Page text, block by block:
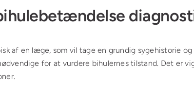
af en læge, som vil tage en grundig sygehistorie
for at vurdere bihulernes tilstand. Det er